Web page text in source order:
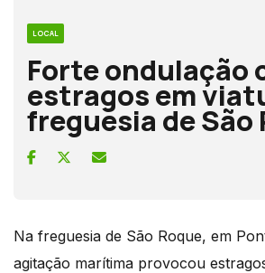
LOCAL
Forte ondulação
estragos em
freguesia de São
Na freguesia de São Roque, em
agitação marítima provocou